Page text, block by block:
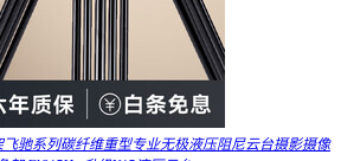
飞驰系列碳纤维重型专业无极液压阻尼云台摄影摄像